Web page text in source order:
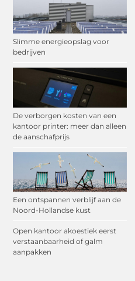
Slimme energieopslag voor
bedrijven
De verborgen kosten van een
kantoor printer: meer dan alleen
de aanschafprijs
Een ontspannen verblijf aan de
Noord-Hollandse kust
Open kantoor akoestiek eerst
verstaanbaarheid of galm
aanpakken